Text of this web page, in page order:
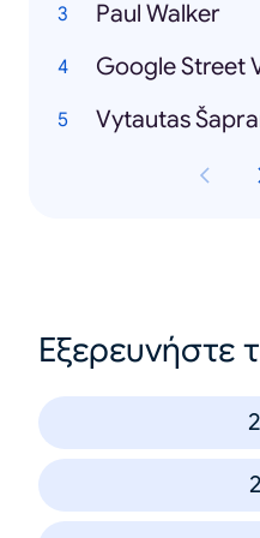
Paul Walker
Google Street
Vytautas
Εξερευνήστε